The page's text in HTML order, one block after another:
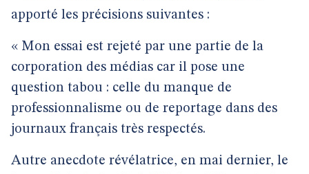
apporté les précisions suivantes :
« Mon essai est rejeté par une partie de la
corporation des médias car il pose une
question tabou : celle du manque de
professionnalisme ou de reportage dans des
journaux français très respectés.
Autre anecdote révélatrice, en mai dernier, le